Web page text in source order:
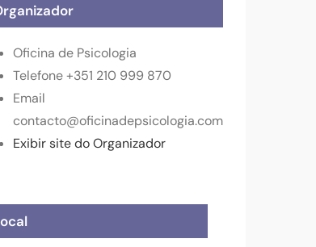
Oficina de Psicologia
Telefone+351 210 999 870
Email
contacto@oficinadepsicologia.com
Exibir site do Organizador